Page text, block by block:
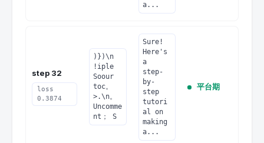
a...
step 32
loss
0.3874
)})\n
!iple
Soour
toc。
>.\n。
Uncomme
nt； S
Sure!
Here's
a
step-
by-
step
tutori
al on
making
a...
平台期